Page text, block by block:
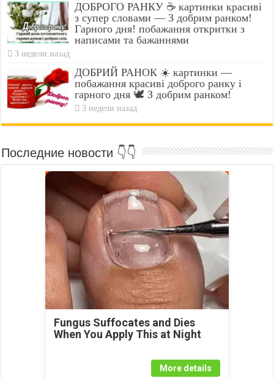
ДОБРОГО РАНКУ ☕ картинки красиві
з супер словами — З добрим ранком!
Гарного дня! побажання откритки з
написами та бажаннями
3 недели назад
ДОБРИЙ РАНОК ☀️ картинки —
побажання красиві доброго ранку і
гарного дня 🕊️ З добрим ранком!
3 недели назад
Последние новости 👇👇
Fungus Suffocates and Dies
When You Apply This at Night
More details